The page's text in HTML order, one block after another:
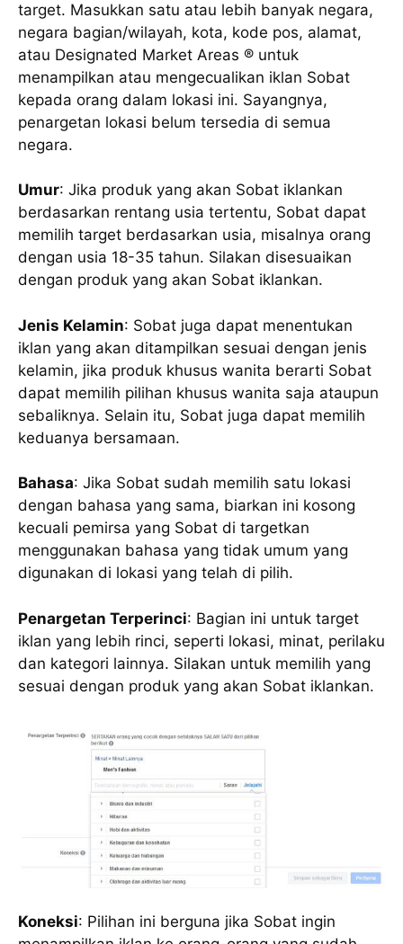
target. Masukkan satu atau lebih banyak negara,
negara bagian/wilayah, kota, kode pos, alamat,
atau Designated Market Areas ® untuk
menampilkan atau mengecualikan iklan Sobat
kepada orang dalam lokasi ini. Sayangnya,
penargetan lokasi belum tersedia di semua
negara.
Umur: Jika produk yang akan Sobat iklankan
berdasarkan rentang usia tertentu, Sobat dapat
memilih target berdasarkan usia, misalnya orang
dengan usia 18-35 tahun. Silakan disesuaikan
dengan produk yang akan Sobat iklankan.
Jenis Kelamin: Sobat juga dapat menentukan
iklan yang akan ditampilkan sesuai dengan jenis
kelamin, jika produk khusus wanita berarti Sobat
dapat memilih pilihan khusus wanita saja ataupun
sebaliknya. Selain itu, Sobat juga dapat memilih
keduanya bersamaan.
Bahasa: Jika Sobat sudah memilih satu lokasi
dengan bahasa yang sama, biarkan ini kosong
kecuali pemirsa yang Sobat di targetkan
menggunakan bahasa yang tidak umum yang
digunakan di lokasi yang telah di pilih.
Penargetan Terperinci: Bagian ini untuk target
iklan yang lebih rinci, seperti lokasi, minat, perilaku
dan kategori lainnya. Silakan untuk memilih yang
sesuai dengan produk yang akan Sobat iklankan.
Koneksi: Pilihan ini berguna jika Sobat ingin